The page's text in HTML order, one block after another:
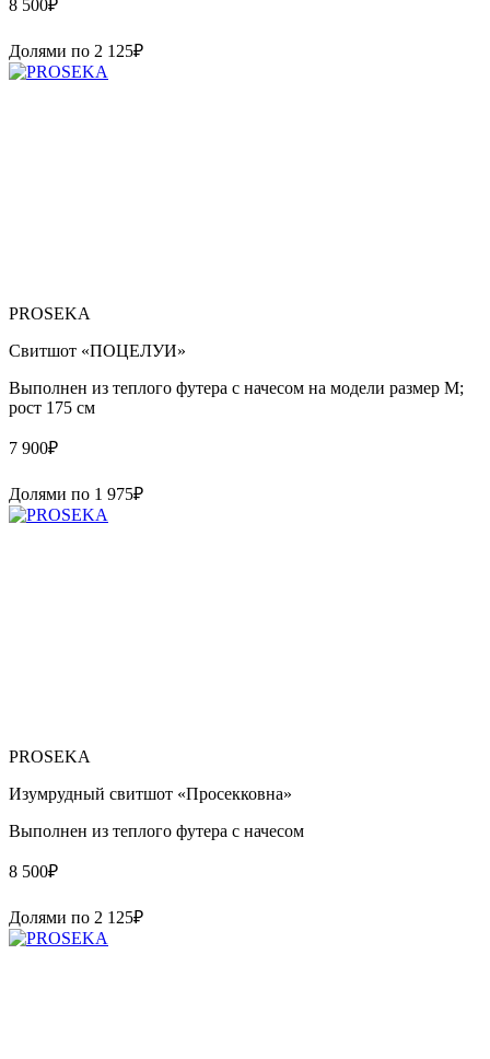
8 500₽
Долями по 2 125₽
PROSEKA
Свитшот «ПОЦЕЛУИ»
Выполнен из теплого футера с начесом на модели размер М;
рост 175 см
7 900₽
Долями по 1 975₽
PROSEKA
Изумрудный свитшот «Просекковна»
Выполнен из теплого футера с начесом
8 500₽
Долями по 2 125₽